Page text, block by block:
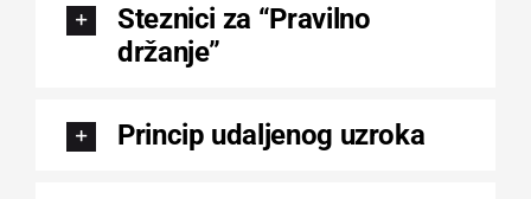
Steznici za “Pravilno
držanje”
Princip udaljenog uzroka